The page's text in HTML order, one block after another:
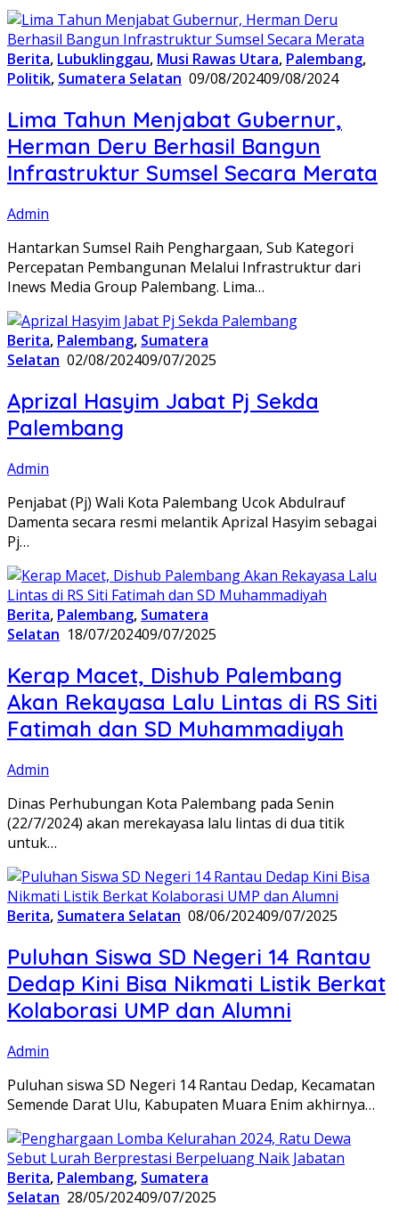
Berita, Lubuklinggau, Musi Rawas Utara, Palembang,
Politik, Sumatera Selatan 09/08/202409/08/2024
Lima Tahun Menjabat Gubernur,
Herman Deru Berhasil Bangun
Infrastruktur Sumsel Secara Merata
Admin
Hantarkan Sumsel Raih Penghargaan, Sub Kategori
Percepatan Pembangunan Melalui Infrastruktur dari
Inews Media Group Palembang. Lima…
Berita, Palembang, Sumatera
Selatan 02/08/202409/07/2025
Aprizal Hasyim Jabat Pj Sekda
Palembang
Admin
Penjabat (Pj) Wali Kota Palembang Ucok Abdulrauf
Damenta secara resmi melantik Aprizal Hasyim sebagai
Pj…
Berita, Palembang, Sumatera
Selatan 18/07/202409/07/2025
Kerap Macet, Dishub Palembang
Akan Rekayasa Lalu Lintas di RS Siti
Fatimah dan SD Muhammadiyah
Admin
Dinas Perhubungan Kota Palembang pada Senin
(22/7/2024) akan merekayasa lalu lintas di dua titik
untuk…
Berita, Sumatera Selatan 08/06/202409/07/2025
Puluhan Siswa SD Negeri 14 Rantau
Dedap Kini Bisa Nikmati Listik Berkat
Kolaborasi UMP dan Alumni
Admin
Puluhan siswa SD Negeri 14 Rantau Dedap, Kecamatan
Semende Darat Ulu, Kabupaten Muara Enim akhirnya…
Berita, Palembang, Sumatera
Selatan 28/05/202409/07/2025